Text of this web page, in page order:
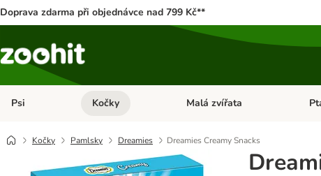
Doprava zdarma při objednávce nad 799 Kč**
Psi Otevřít menu: Psi
Kočky Otevřít menu: Kočky
Malá zvířata
Kočky Pamlsky Dreamies Dreamies Creamy Snacks